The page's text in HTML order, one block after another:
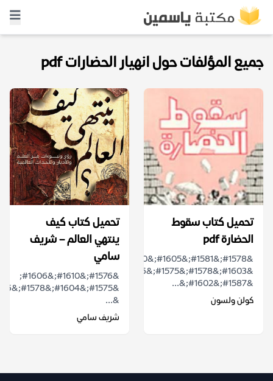
جميع المؤلفات حول انهيار الحضارات pdf
تحميل كتاب سقوط
الحضارة pdf
&#1587;&#1602;&...
كولن ولسون
تحميل كتاب كيف
ينتهي العالم – شريف
سامي
&#1576;&#1610;&#1606;
&...
شريف سامي